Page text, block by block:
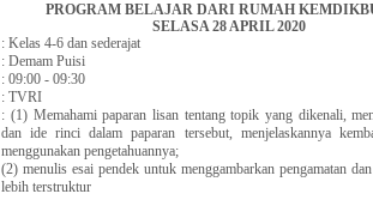
PROGRAM BELAJAR DARI RUMAH
SELASA 28 APRIL 2020
: Kelas 4-6 dan sederajat
: Demam Puisi
: 09:00 - 09:30
: TVRI
: (1) Memahami paparan lisan tentang topik yang dikenali,
dan ide rinci dalam paparan tersebut, menjelaskannya
menggunakan pengetahuannya;
(2) menulis esai pendek untuk menggambarkan pengamatan
lebih terstruktur